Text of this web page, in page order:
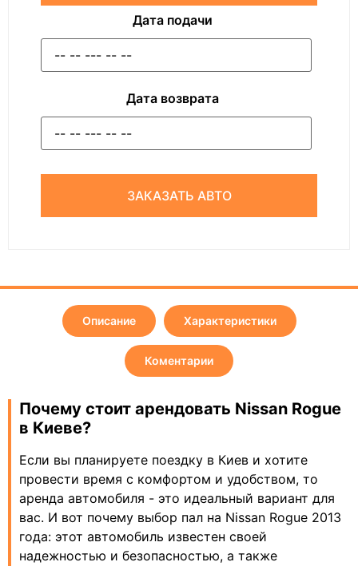
Дата подачи
Дата возврата
ЗАКАЗАТЬ АВТО
Описание Характеристики
Коментарии
Почему стоит арендовать Nissan Rogue
в Киеве?
Если вы планируете поездку в Киев и хотите
провести время с комфортом и удобством, то
аренда автомобиля - это идеальный вариант для
вас. И вот почему выбор пал на Nissan Rogue 2013
года: этот автомобиль известен своей
надежностью и безопасностью, а также